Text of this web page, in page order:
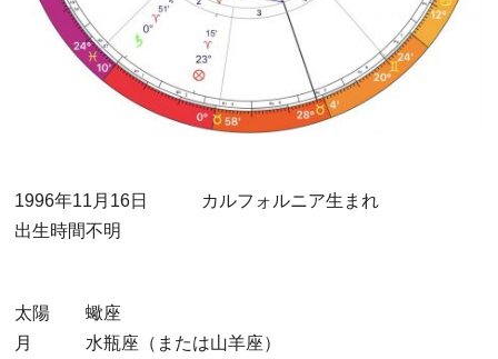
1996年11月16日 カルフォルニア生まれ
出生時間不明
太陽 蠍座
月 水瓶座（または山羊座）